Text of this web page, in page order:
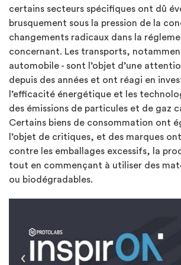
certains secteurs spécifiques ont dû
brusquement sous la pression de la
changements radicaux dans la
concernant. Les transports,
automobile - sont l’objet d’une
depuis des années et ont réagi en
l’efficacité énergétique et les
des émissions de particules et de gaz
Certains biens de consommation ont
l’objet de critiques, et des marques
contre les emballages excessifs, la
tout en commençant à utiliser des
ou biodégradables.